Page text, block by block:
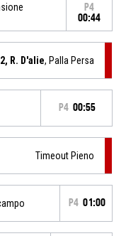
P4
00:44
2, R. D'alie, Palla Persa
P4 00:55
Timeout Pieno
P4 01:00